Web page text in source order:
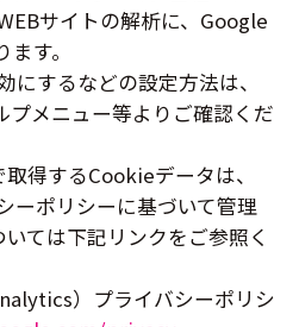
サイトの解析に、Google
す。
するなどの設定方法は、
プメニュー等よりご確認くだ
得するCookieデータは、
ーポリシーに基づいて管理
ては下記リンクをご参照く
）プライバシーポリシ